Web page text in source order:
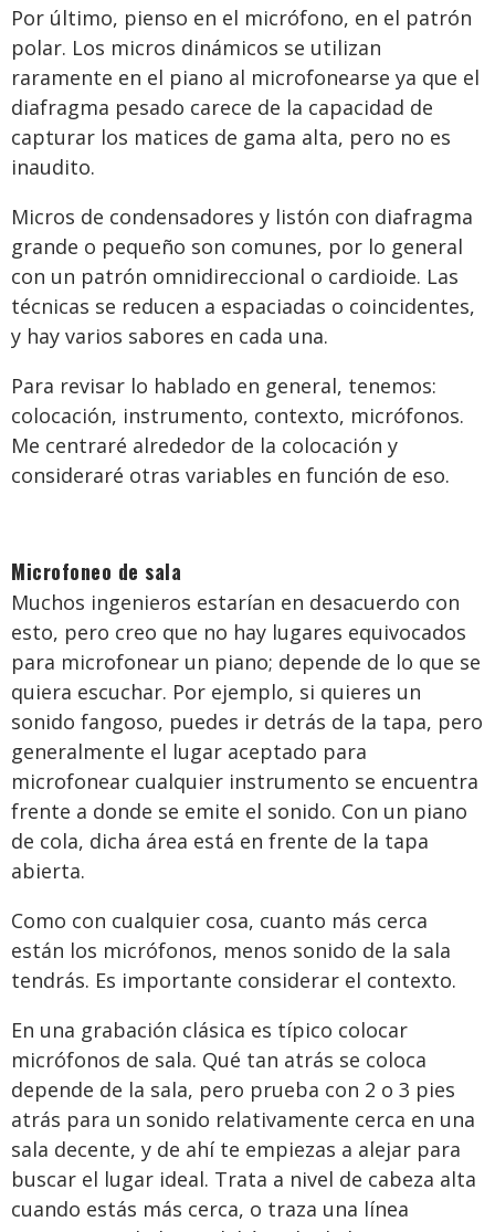
Por último, pienso en el micrófono, en el patrón
polar. Los micros dinámicos se utilizan
raramente en el piano al microfonearse ya que el
diafragma pesado carece de la capacidad de
capturar los matices de gama alta, pero no es
inaudito.
Micros de condensadores y listón con diafragma
grande o pequeño son comunes, por lo general
con un patrón omnidireccional o cardioide. Las
técnicas se reducen a espaciadas o coincidentes,
y hay varios sabores en cada una.
Para revisar lo hablado en general, tenemos:
colocación, instrumento, contexto, micrófonos.
Me centraré alrededor de la colocación y
consideraré otras variables en función de eso.
Microfoneo de sala
Muchos ingenieros estarían en desacuerdo con
esto, pero creo que no hay lugares equivocados
para microfonear un piano; depende de lo que se
quiera escuchar. Por ejemplo, si quieres un
sonido fangoso, puedes ir detrás de la tapa, pero
generalmente el lugar aceptado para
microfonear cualquier instrumento se encuentra
frente a donde se emite el sonido. Con un piano
de cola, dicha área está en frente de la tapa
abierta.
Como con cualquier cosa, cuanto más cerca
están los micrófonos, menos sonido de la sala
tendrás. Es importante considerar el contexto.
En una grabación clásica es típico colocar
micrófonos de sala. Qué tan atrás se coloca
depende de la sala, pero prueba con 2 o 3 pies
atrás para un sonido relativamente cerca en una
sala decente, y de ahí te empiezas a alejar para
buscar el lugar ideal. Trata a nivel de cabeza alta
cuando estás más cerca, o traza una línea